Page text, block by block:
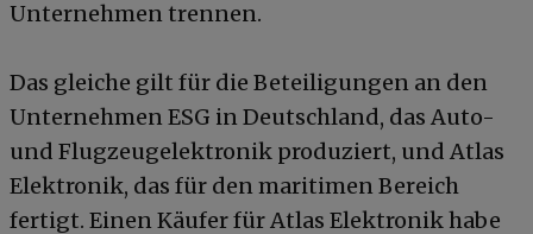
Unternehmen trennen.
Das gleiche gilt für die Beteiligungen an den
Unternehmen ESG in Deutschland, das Auto-
und Flugzeugelektronik produziert, und Atlas
Elektronik, das für den maritimen Bereich
fertigt. Einen Käufer für Atlas Elektronik habe